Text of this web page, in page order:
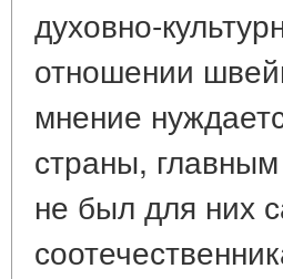
духовно-
отношении
мнение
страны,
не был для них